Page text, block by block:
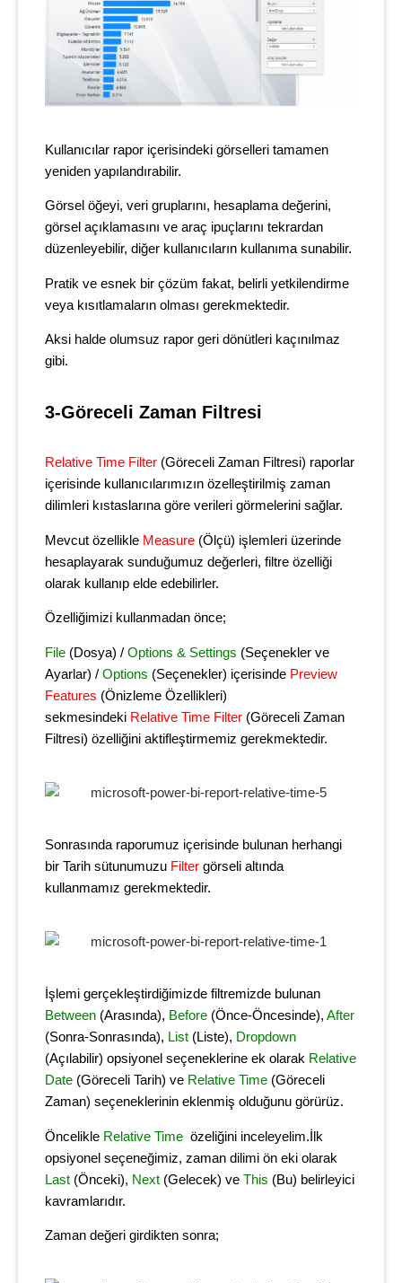
Kullanıcılar rapor içerisindeki görselleri tamamen
yeniden yapılandırabilir.
Görsel öğeyi, veri gruplarını, hesaplama değerini,
görsel açıklamasını ve araç ipuçlarını tekrardan
düzenleyebilir, diğer kullanıcıların kullanıma sunabilir.
Pratik ve esnek bir çözüm fakat, belirli yetkilendirme
veya kısıtlamaların olması gerekmektedir.
Aksi halde olumsuz rapor geri dönütleri kaçınılmaz
gibi.
3-Göreceli Zaman Filtresi
Relative Time Filter (Göreceli Zaman Filtresi) raporlar
içerisinde kullanıcılarımızın özelleştirilmiş zaman
dilimleri kıstaslarına göre verileri görmelerini sağlar.
Mevcut özellikle Measure (Ölçü) işlemleri üzerinde
hesaplayarak sunduğumuz değerleri, filtre özelliği
olarak kullanıp elde edebilirler.
Özelliğimizi kullanmadan önce;
File (Dosya) / Options & Settings (Seçenekler ve
Ayarlar) / Options (Seçenekler) içerisinde Preview
Features (Önizleme Özellikleri)
sekmesindeki Relative Time Filter (Göreceli Zaman
Filtresi) özelliğini aktifleştirmemiz gerekmektedir.
Sonrasında raporumuz içerisinde bulunan herhangi
bir Tarih sütunumuzu Filter görseli altında
kullanmamız gerekmektedir.
İşlemi gerçekleştirdiğimizde filtremizde bulunan
Between (Arasında), Before (Önce-Öncesinde), After
(Sonra-Sonrasında), List (Liste), Dropdown
(Açılabilir) opsiyonel seçeneklerine ek olarak Relative
Date (Göreceli Tarih) ve Relative Time (Göreceli
Zaman) seçeneklerinin eklenmiş olduğunu görürüz.
Öncelikle Relative Time özeliğini inceleyelim.İlk
opsiyonel seçeneğimiz, zaman dilimi ön eki olarak
Last (Önceki), Next (Gelecek) ve This (Bu) belirleyici
kavramlarıdır.
Zaman değeri girdikten sonra;